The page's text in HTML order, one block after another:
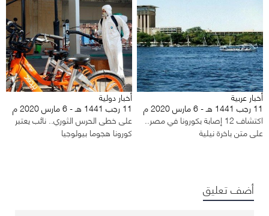
أخبار عربية
11 رجب 1441 هـ - 6 مارس 2020 م
اكتشاف 12 إصابة بكورونا في مصر..
على متن باخرة نيلية
أخبار دولية
11 رجب 1441 هـ - 6 مارس 2020 م
على خطى الحرس الثوري.. نائب يعتبر
كورونا هجوما بيولوجيا
أضف تعليق